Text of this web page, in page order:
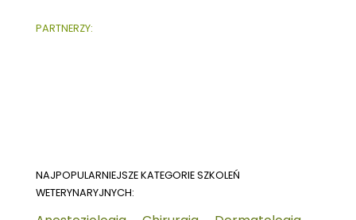
PARTNERZY:
NAJPOPULARNIEJSZE KATEGORIE SZKOLEŃ
WETERYNARYJNYCH: